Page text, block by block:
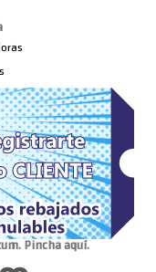
Pincha aquí.